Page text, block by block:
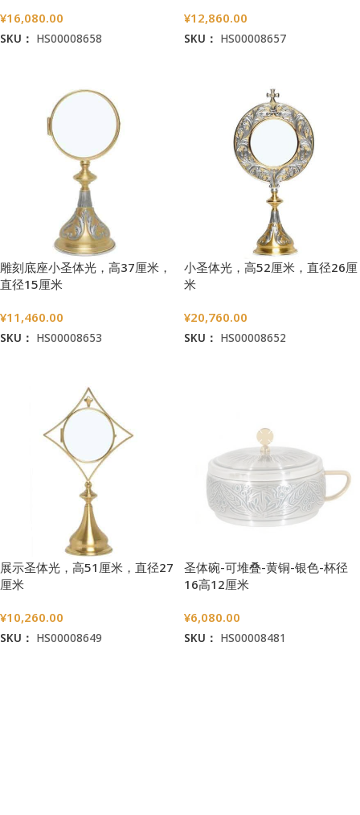
¥16,080.00
SKU： HS00008658
¥12,860.00
SKU： HS00008657
雕刻底座小圣体光，高37厘米，
直径15厘米
¥11,460.00
SKU： HS00008653
小圣体光，高52厘米，直径26厘
米
¥20,760.00
SKU： HS00008652
展示圣体光，高51厘米，直径27
厘米
¥10,260.00
SKU： HS00008649
圣体碗-可堆叠-黄铜-银色-杯径
16高12厘米
¥6,080.00
SKU： HS00008481